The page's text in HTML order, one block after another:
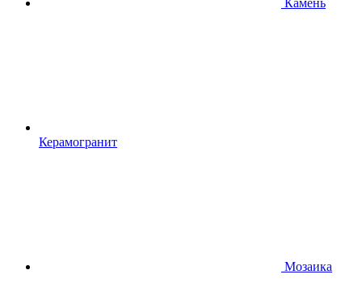
Камень
Керамогранит
Мозаика